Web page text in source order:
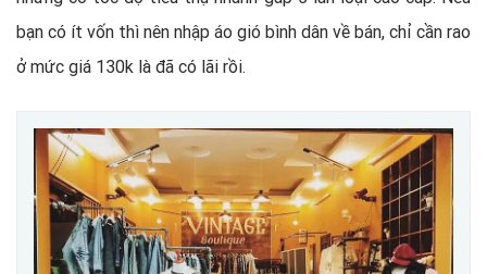
bạn có ít vốn thì nên nhập áo gió bình dân về bán, chỉ cần rao
ở mức giá 130k là đã có lãi rồi.